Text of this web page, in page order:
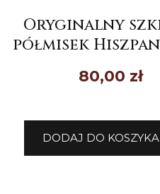
Oryginalny
półmisek
80,00 zł
DODAJ DO KOSZYKA